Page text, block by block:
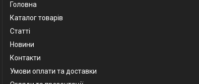
Головна
Каталог товарів
Статті
Новини
Контакти
Умови оплати та доставки